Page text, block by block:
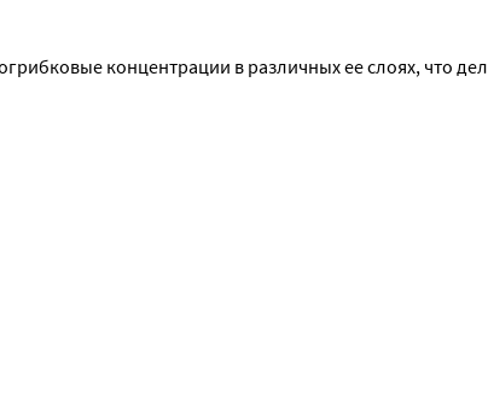
концентрации в различных ее слоях, что